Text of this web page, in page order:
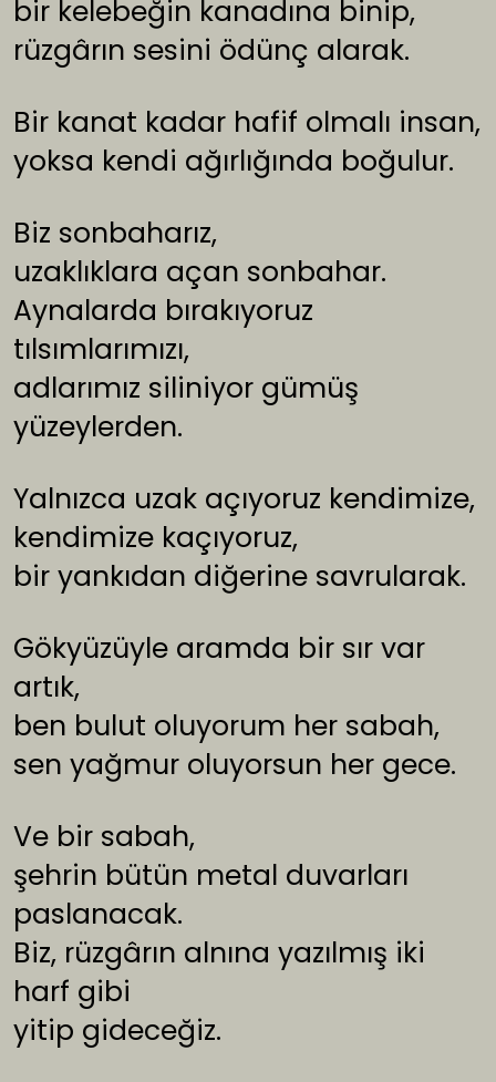
bir kelebeğin kanadına binip,
rüzgârın sesini ödünç alarak.
Bir kanat kadar hafif olmalı insan,
yoksa kendi ağırlığında boğulur.
Biz sonbaharız,
uzaklıklara açan sonbahar.
Aynalarda bırakıyoruz
tılsımlarımızı,
adlarımız siliniyor gümüş
yüzeylerden.
Yalnızca uzak açıyoruz kendimize,
kendimize kaçıyoruz,
bir yankıdan diğerine savrularak.
Gökyüzüyle aramda bir sır var
artık,
ben bulut oluyorum her sabah,
sen yağmur oluyorsun her gece.
Ve bir sabah,
şehrin bütün metal duvarları
paslanacak.
Biz, rüzgârın alnına yazılmış iki
harf gibi
yitip gideceğiz.